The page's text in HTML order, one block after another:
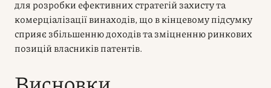
для розробки ефективних стратегій захисту та
комерціалізації винаходів, що в кінцевому підсумку
сприяє збільшенню доходів та зміцненню ринкових
позицій власників патентів.